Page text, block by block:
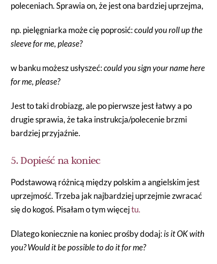
poleceniach. Sprawia on, że jest ona bardziej uprzejma,
np. pielęgniarka może cię poprosić: could you roll up the
sleeve for me, please?
w banku możesz usłyszeć:could you sign your name here
for me, please?
Jest to taki drobiazg, ale po pierwsze jest łatwy a po
drugie sprawia, że taka instrukcja/polecenie brzmi
bardziej przyjaźnie.
5. Dopieść na koniec
Podstawową różnicą między polskim a angielskim jest
uprzejmość. Trzeba jak najbardziej uprzejmie zwracać
się do kogoś. Pisałam o tym więcejtu.
Dlatego koniecznie na koniec prośby dodaj:is it OK with
you?Would it be possible to do it for me?